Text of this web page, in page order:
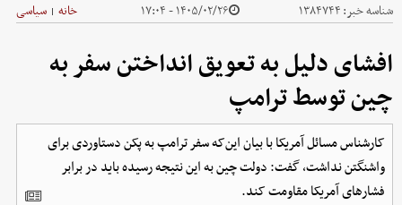
شناسه خبر:۱۳۸۴۷۴۴ ۱۴۰۵/۰۲/۲۶ - ۱۷:۰۴ خانه | سیاسی
افشای دلیل به تعویق انداختن سفر به
چین توسط ترامپ
کارشناس مسائل آمریکا با بیان این‌که سفر ترامپ به پکن دستاوردی برای
واشنگتن نداشت، گفت: دولت چین به این نتیجه رسیده باید در برابر
فشارهای آمریکا مقاومت کند.